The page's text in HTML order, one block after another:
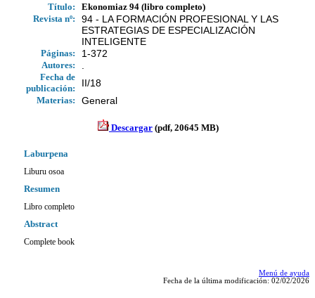
Título:
Ekonomiaz 94 (libro completo)
Revista nº:
94 - LA FORMACIÓN PROFESIONAL Y LAS
ESTRATEGIAS DE ESPECIALIZACIÓN
INTELIGENTE
Páginas: 1-372
Autores:
Fecha de
publicación:
II/18
Materias: General
Descargar (pdf, 20645 MB)
Laburpena
Liburu osoa
Resumen
Libro completo
Abstract
Complete book
Menú de ayuda
Fecha de la última modificación: 02/02/2026